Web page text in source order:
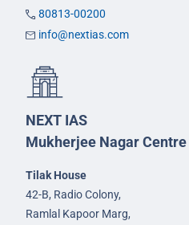
80813-00200
info@nextias.com
NEXT IAS
Mukherjee Nagar Centre
Tilak House
42-B, Radio Colony,
Ramlal Kapoor Marg,